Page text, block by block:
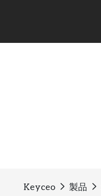
Keyceo 製品